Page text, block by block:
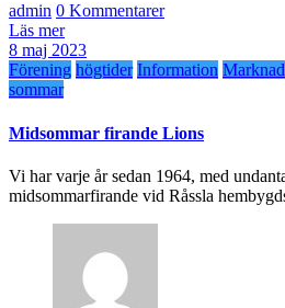
admin 0 Kommentarer
Läs mer
8 maj 2023
Förening högtider Information Marknad
sommar
Midsommar firande Lions
Vi har varje år sedan 1964, med
midsommarfirande vid Råssla